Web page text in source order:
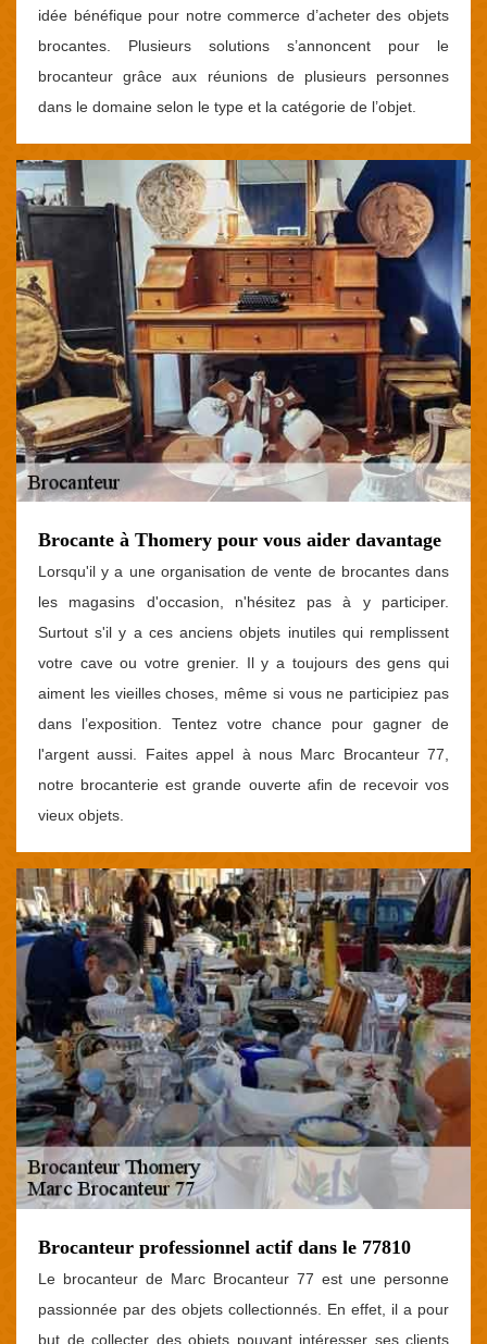
idée bénéfique pour notre commerce d’acheter des objets
brocantes. Plusieurs solutions s’annoncent pour le
brocanteur grâce aux réunions de plusieurs personnes
dans le domaine selon le type et la catégorie de l’objet.
Brocante à Thomery pour vous aider davantage
Lorsqu'il y a une organisation de vente de brocantes dans
les magasins d'occasion, n'hésitez pas à y participer.
Surtout s'il y a ces anciens objets inutiles qui remplissent
votre cave ou votre grenier. Il y a toujours des gens qui
aiment les vieilles choses, même si vous ne participiez pas
dans l’exposition. Tentez votre chance pour gagner de
l'argent aussi. Faites appel à nous Marc Brocanteur 77,
notre brocanterie est grande ouverte afin de recevoir vos
vieux objets.
Brocanteur professionnel actif dans le 77810
Le brocanteur de Marc Brocanteur 77 est une personne
passionnée par des objets collectionnés. En effet, il a pour
but de collecter des objets pouvant intéresser ses clients